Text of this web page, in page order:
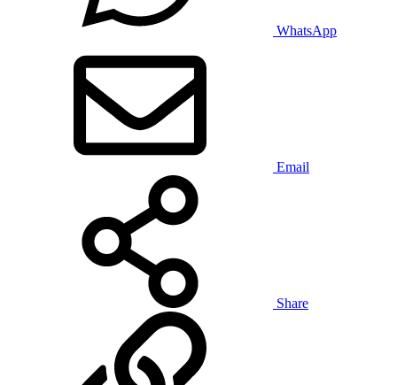
WhatsApp
Email
Share